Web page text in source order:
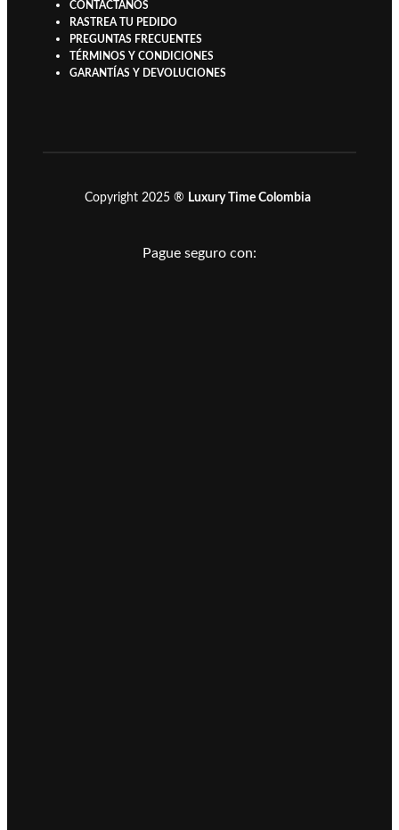
CONTACTANOS
RASTREA TU PEDIDO
PREGUNTAS FRECUENTES
TÉRMINOS Y CONDICIONES
GARANTÍAS Y DEVOLUCIONES
Copyright 2025 ® Luxury Time Colombia
Pague seguro con: